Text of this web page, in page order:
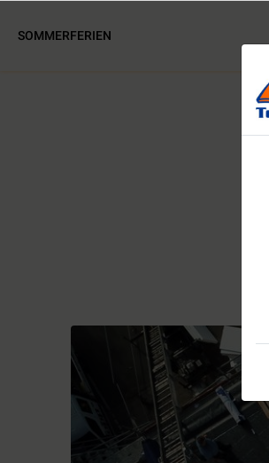
SOMMERFERIEN